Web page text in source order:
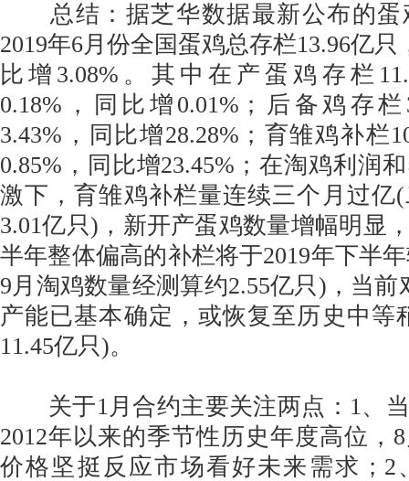
总结：据芝华数据最新公布的蛋
2019年6月份全国蛋鸡总存栏13.96亿只
比增3.08%。其中在产蛋鸡存栏
0.18%，同比增0.01%；后备鸡存
3.43%，同比增28.28%；育雏鸡补栏
0.85%，同比增23.45%；在淘鸡利润
激下，育雏鸡补栏量连续三个月过亿
3.01亿只)，新开产蛋鸡数量增幅明显
半年整体偏高的补栏将于2019年下半
9月淘鸡数量经测算约2.55亿只)，当前
产能已基本确定，或恢复至历史中等
11.45亿只)。
关于1月合约主要关注两点：1、当
2012年以来的季节性历史年度高位，
价格坚挺反应市场看好未来需求；2